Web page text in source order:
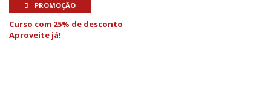
PROMOÇÃO
Curso com 25% de desconto
Aproveite já!